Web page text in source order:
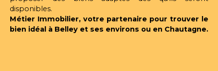
disponibles.
Métier Immobilier, votre partenaire pour trouver le
bien idéal à Belley et ses environs ou en Chautagne.